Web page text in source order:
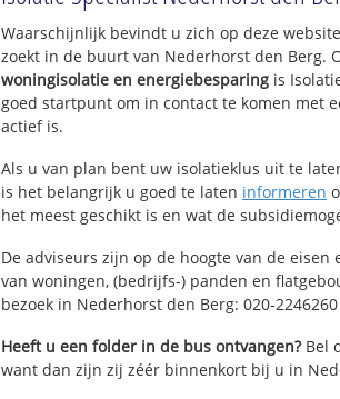
Waarschijnlijk bevindt u zich op deze
zoekt in de buurt van Nederhorst den Berg.
woningisolatie en energiebesparing is
goed startpunt om in contact te komen met
actief is.
Als u van plan bent uw isolatieklus uit te
is het belangrijk u goed te laten informeren
het meest geschikt is en wat de
De adviseurs zijn op de hoogte van de
van woningen, (bedrijfs-) panden en
bezoek in Nederhorst den Berg: 020-2246260
Heeft u een folder in de bus ontvangen?Bel
want dan zijn zij zéér binnenkort bij u in